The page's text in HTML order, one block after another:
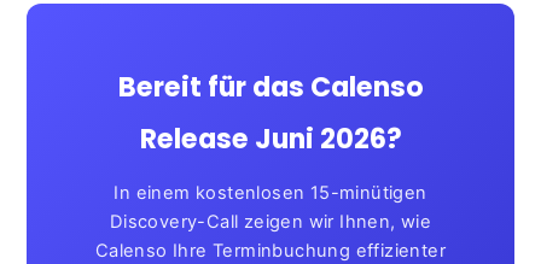
Bereit für das Calenso
Release Juni 2026?
In einem kostenlosen 15-minütigen
Discovery-Call zeigen wir Ihnen, wie
Calenso Ihre Terminbuchung effizienter